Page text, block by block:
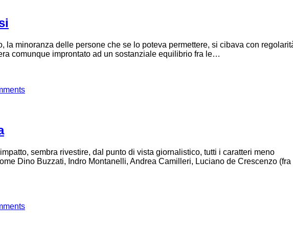
la minoranza delle persone che se lo poteva permettere, si cibava con
comunque improntato ad un sostanziale equilibrio fra le…
sembra rivestire, dal punto di vista giornalistico, tutti i caratteri meno
Dino Buzzati, Indro Montanelli, Andrea Camilleri, Luciano de Crescenzo (fra